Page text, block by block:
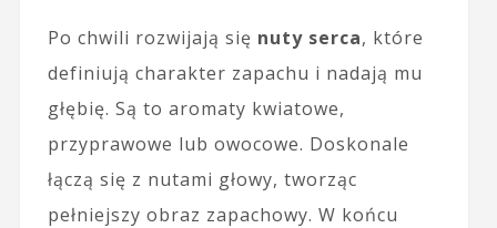
Po chwili rozwijają się nuty serca, które
definiują charakter zapachu i nadają mu
głębię. Są to aromaty kwiatowe,
przyprawowe lub owocowe. Doskonale
łączą się z nutami głowy, tworząc
pełniejszy obraz zapachowy. W końcu